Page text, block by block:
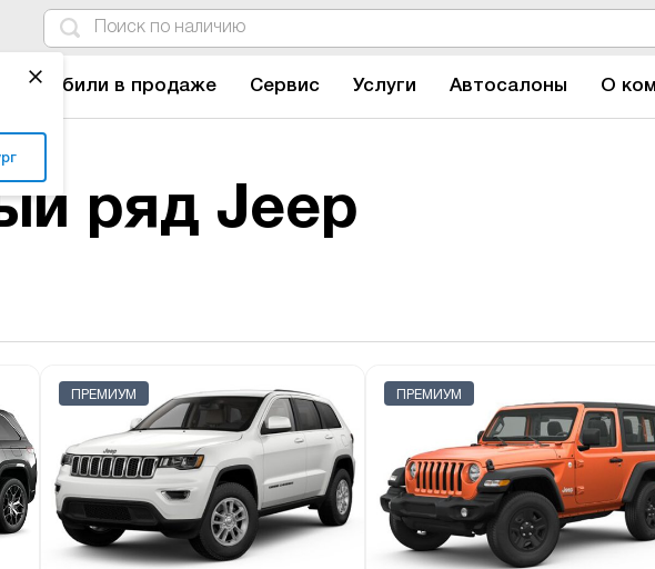
в продаже Сервис Услуги Автосалоны О
ряд Jeep
ПРЕМИУМ ПРЕМИУМ